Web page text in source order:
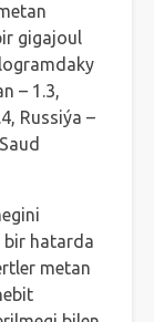
gigajoul
– 1.3,
Russiýa –
bir hatarda
metan